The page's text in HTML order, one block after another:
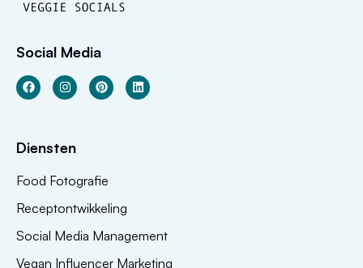
Social Media
Diensten
Food Fotografie
Receptontwikkeling
Social Media Management
Vegan Influencer Marketing